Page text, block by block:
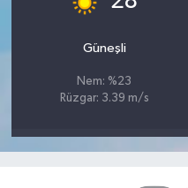
Güneşli
Nem: %23
Rüzgar: 3.39 m/s